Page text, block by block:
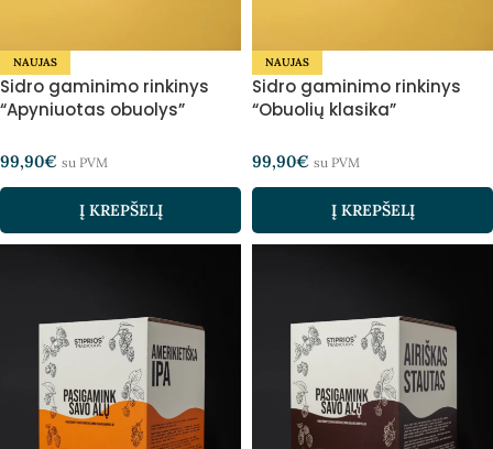
NAUJAS
Sidro gaminimo rinkinys
“Apyniuotas obuolys”
99,90€ su PVM
Į KREPŠELĮ
NAUJAS
Sidro gaminimo rinkinys
“Obuolių klasika”
99,90€ su PVM
Į KREPŠELĮ